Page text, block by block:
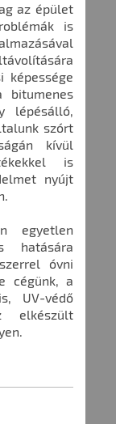
az épület
is
képessége
bitumenes
lépésálló,
szórt
kívül
is
nyújt
egyetlen
hatására
óvni
cégünk, a
UV-védő
elkészült